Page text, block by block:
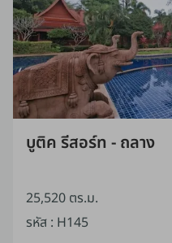
บูติค รีสอร์ท - ถลาง
25,520 ตร.ม.
รหัส : H145